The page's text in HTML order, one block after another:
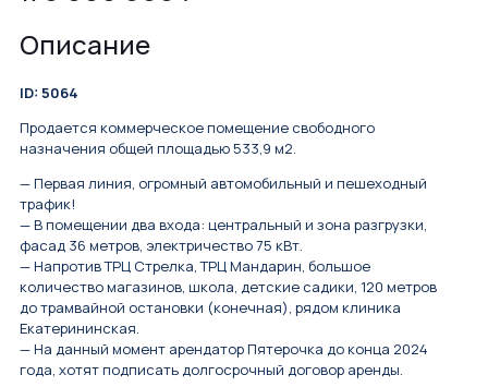
Описание
ID: 5064
Продается коммерческое помещение свободного
назначения общей площадью 533,9 м2.
— Первая линия, огромный автомобильный и пешеходный
трафик!
— В помещении два входа: центральный и зона разгрузки,
фасад 36 метров, электричество 75 кВт.
— Напротив ТРЦ Стрелка, ТРЦ Мандарин, большое
количество магазинов, школа, детские садики, 120 метров
до трамвайной остановки (конечная), рядом клиника
Екатерининская.
— На данный момент арендатор Пятерочка до конца 2024
года, хотят подписать долгосрочный договор аренды.